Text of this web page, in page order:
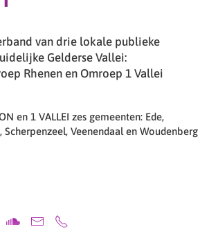
van drie lokale publieke
Gelderse Vallei:
Rhenen en Omroep 1 Vallei
en 1 VALLEI zes gemeenten: Ede,
Scherpenzeel, Veenendaal en Woudenberg